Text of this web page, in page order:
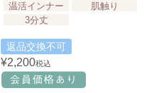
温活インナー
肌触り
3分丈
返品交換不可
¥2,200税込